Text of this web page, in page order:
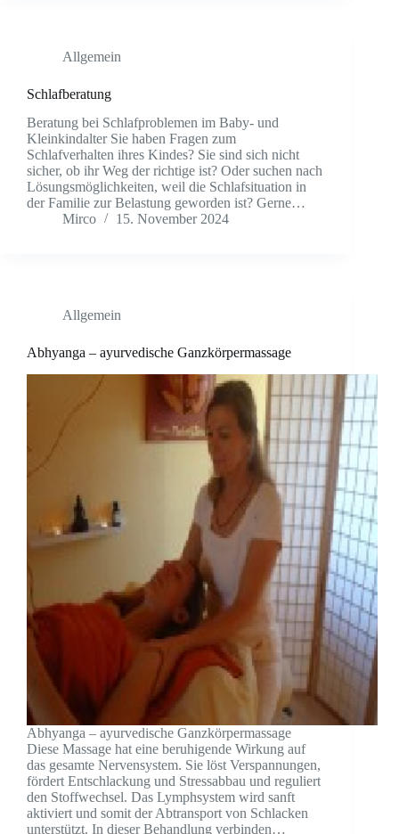
Allgemein
Schlafberatung
Beratung bei Schlafproblemen im Baby- und
Kleinkindalter Sie haben Fragen zum
Schlafverhalten ihres Kindes? Sie sind sich nicht
sicher, ob ihr Weg der richtige ist? Oder suchen nach
Lösungsmöglichkeiten, weil die Schlafsituation in
der Familie zur Belastung geworden ist? Gerne…
Mirco
15. November 2024
Allgemein
Abhyanga – ayurvedische Ganzkörpermassage
Abhyanga – ayurvedische Ganzkörpermassage
Diese Massage hat eine beruhigende Wirkung auf
das gesamte Nervensystem. Sie löst Verspannungen,
fördert Entschlackung und Stressabbau und reguliert
den Stoffwechsel. Das Lymphsystem wird sanft
aktiviert und somit der Abtransport von Schlacken
unterstützt. In dieser Behandlung verbinden…